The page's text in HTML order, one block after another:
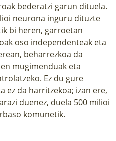
bederatzi garun dituela.
neurona inguru dituzte
bi heren, garroetan
oso independenteak eta
beharrezkoa da
mugimenduak eta
Ez du gure
ez da harritzekoa; izan ere,
duenez, duela 500 milioi
komunetik.